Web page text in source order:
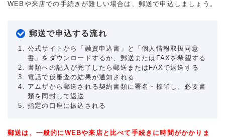
WEBや来店での手続きが難しい場合は、郵送で申込しましょう。
郵送で申込する流れ
公式サイトから「融資申込書」と「個人情報取扱同意
書」をダウンロードするか、郵送またはFAXを希望する
書類への記入が完了したら郵送またはFAXで返送する
電話で仮審査の結果が通知される
アムザから郵送される契約書類に署名・捺印し、必要書
類を同封して返送
指定の口座に振込される
郵送は、一般的にWEBや来店と比べて手続きに時間がかかりま